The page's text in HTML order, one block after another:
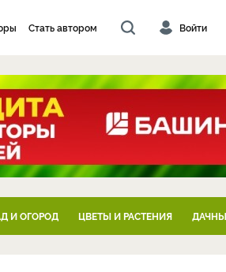
Стать автором Войти
И ОГОРОД ЦВЕТЫ И РАСТЕНИЯ